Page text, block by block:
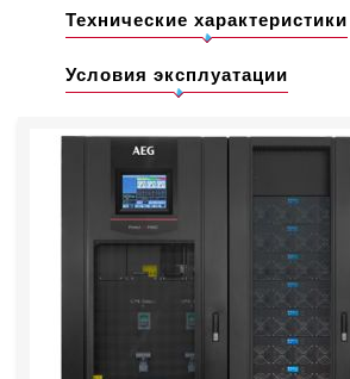
Технические характеристики
Условия эксплуатации